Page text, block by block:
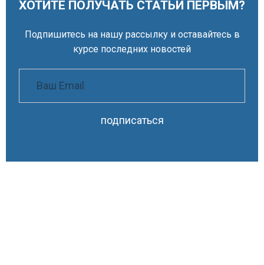
ХОТИТЕ ПОЛУЧАТЬ СТАТЬИ ПЕРВЫМ?
Подпишитесь на нашу рассылку и оставайтесь в
курсе последних новостей
подписаться